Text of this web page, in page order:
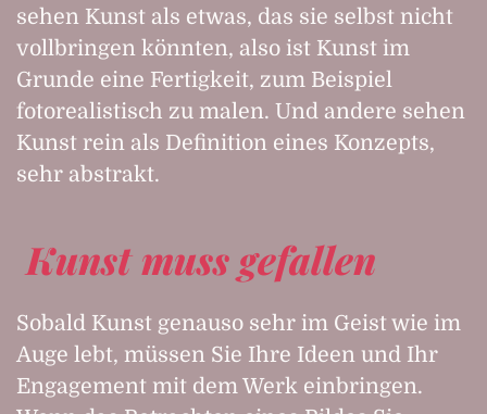
sehen Kunst als etwas, das sie selbst nicht
vollbringen könnten, also ist Kunst im
Grunde eine Fertigkeit, zum Beispiel
fotorealistisch zu malen. Und andere sehen
Kunst rein als Definition eines Konzepts,
sehr abstrakt.
Kunst muss gefallen
Sobald Kunst genauso sehr im Geist wie im
Auge lebt, müssen Sie Ihre Ideen und Ihr
Engagement mit dem Werk einbringen.